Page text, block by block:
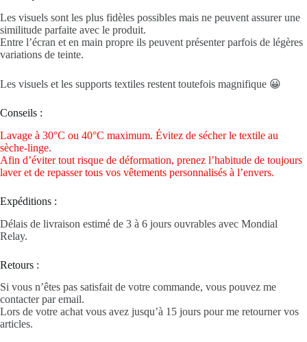
Les visuels sont les plus fidèles possibles mais ne peuvent assurer une
similitude parfaite avec le produit.
Entre l’écran et en main propre ils peuvent présenter parfois de légères
variations de teinte.
Les visuels et les supports textiles restent toutefois magnifique 😀
Conseils :
Lavage à 30°C ou 40°C maximum. Évitez de sécher le textile au
sèche-linge.
Afin d’éviter tout risque de déformation, prenez l’habitude de toujours
laver et de repasser tous vos vêtements personnalisés à l’envers.
Expéditions :
Délais de livraison estimé de 3 à 6 jours ouvrables avec Mondial
Relay.
Retours :
Si vous n’êtes pas satisfait de votre commande, vous pouvez me
contacter par email.
Lors de votre achat vous avez jusqu’à 15 jours pour me retourner vos
articles.